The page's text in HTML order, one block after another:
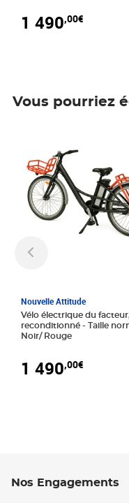
1 490,00€
Vous pourriez
Nouvelle Attitude
Vélo électrique du
reconditionné - Taille normale -
Noir/ Rouge
1 490,00€
Nos Engagements